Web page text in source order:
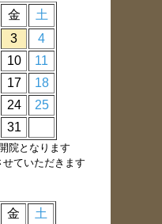
金
土
3
4
10
11
17
18
24
25
31
院となります
ていただきます
金
土